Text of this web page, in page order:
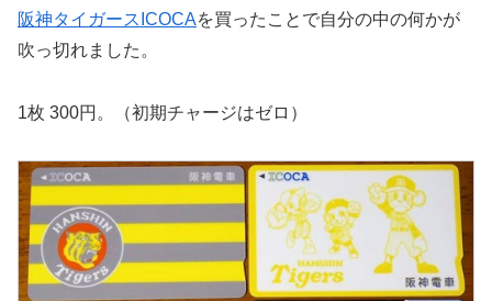
阪神タイガースICOCAを買ったことで自分の中の何かが
吹っ切れました。
1枚 300円。（初期チャージはゼロ）